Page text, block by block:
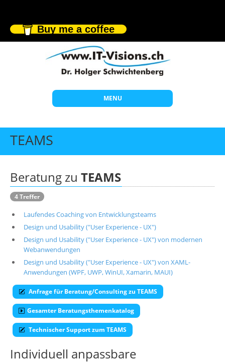
Buy me a coffee
MENU
Start
Individuelle Schulungen
Wissen
Über uns
Suche
TEAMS
Beratung zu TEAMS
4 Treffer
Laufendes Coaching von Entwicklungsteams
Design und Usability ("User Experience - UX")
Design und Usability ("User Experience - UX") von modernen
Webanwendungen
Design und Usability ("User Experience - UX") von XAML-
Anwendungen (WPF, UWP, WinUI, Xamarin, MAUI)
Anfrage für Beratung/Consulting zu TEAMS
Gesamter Beratungsthemenkatalog
Technischer Support zum TEAMS
Individuell anpassbare